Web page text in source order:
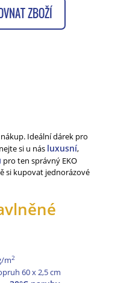
ZBOŽÍ
nákup. Ideální dárek pro
si u nás luxusní,
pro ten správný EKO
si kupovat jednorázové
m2
60 x 2,5 cm